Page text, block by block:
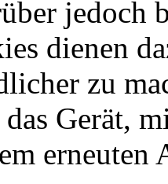
jedoch
dienen
zu
Gerät,
erneuten